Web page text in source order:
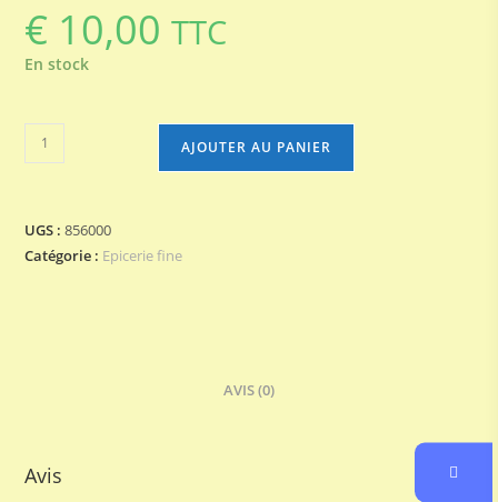
€ 10,00 TTC
En stock
quantité
de
30
AJOUTER AU PANIER
UGS :856000
Catégorie : Epicerie fine
AVIS (0)
Avis